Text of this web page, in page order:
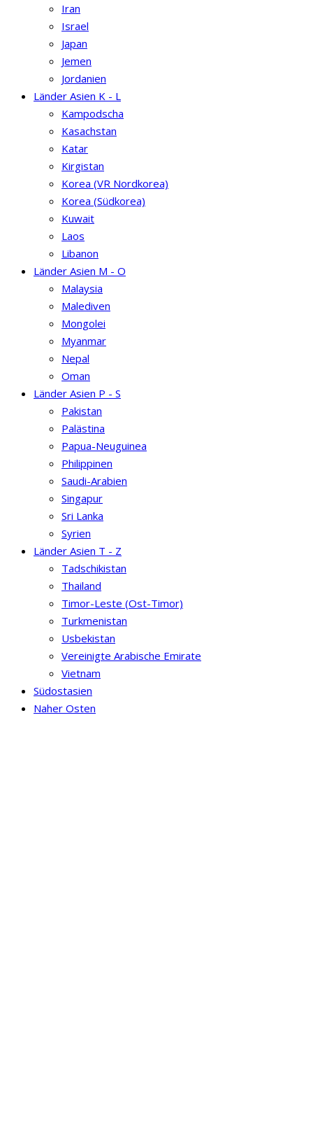
Iran
Israel
Japan
Jemen
Jordanien
Länder Asien K - L
Kampodscha
Kasachstan
Katar
Kirgistan
Korea (VR Nordkorea)
Korea (Südkorea)
Kuwait
Laos
Libanon
Länder Asien M - O
Malaysia
Malediven
Mongolei
Myanmar
Nepal
Oman
Länder Asien P - S
Pakistan
Palästina
Papua-Neuguinea
Philippinen
Saudi-Arabien
Singapur
Sri Lanka
Syrien
Länder Asien T - Z
Tadschikistan
Thailand
Timor-Leste (Ost-Timor)
Turkmenistan
Usbekistan
Vereinigte Arabische Emirate
Vietnam
Südostasien
Naher Osten